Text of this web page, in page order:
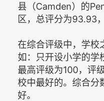
县（Camden）的
区，总评分为93.93
在综合评级中，学校
如：只开设小学的学
最高评级为100，评
校中最好的。综合分
好。